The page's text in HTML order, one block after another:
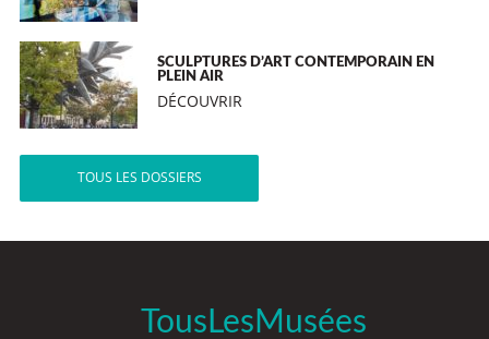
SCULPTURES D’ART CONTEMPORAIN EN
PLEIN AIR
DÉCOUVRIR
TOUS LES DOSSIERS
TousLesMusées